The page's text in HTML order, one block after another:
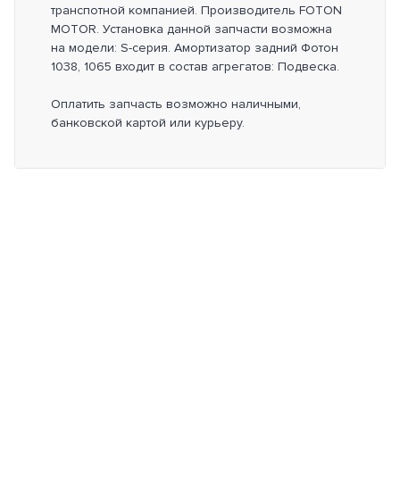
транспотной компанией. Производитель FOTON
MOTOR. Установка данной запчасти возможна
на модели: S-серия. Амортизатор задний Фотон
1038, 1065 входит в состав агрегатов: Подвеска.
Оплатить запчасть возможно наличными,
банковской картой или курьеру.